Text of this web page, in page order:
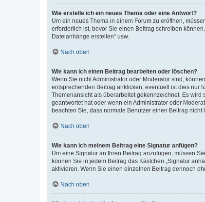
Wie erstelle ich ein neues Thema oder eine Antwort?
Um ein neues Thema in einem Forum zu eröffnen,
erforderlich ist, bevor Sie einen Beitrag schreiben
Dateianhänge erstellen“ usw.
Nach oben
Wie kann ich einen Beitrag bearbeiten oder löschen?
Wenn Sie nicht Administrator oder Moderator sind,
entsprechenden Beitrag anklicken; eventuell ist dies nur
Themenansicht als überarbeitet gekennzeichnet. Es
geantwortet hat oder wenn ein Administrator oder
beachten Sie, dass normale Benutzer einen Beitrag
Nach oben
Wie kann ich meinem Beitrag eine Signatur anfügen?
Um eine Signatur an Ihren Beitrag anzufügen, müssen
können Sie in jedem Beitrag das Kästchen „Signatur
aktivieren. Wenn Sie einen einzelnen Beitrag dennoch
Nach oben